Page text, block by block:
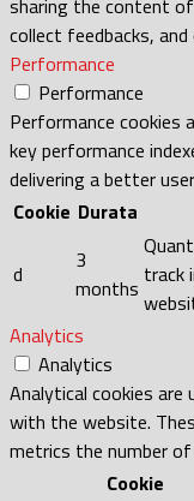
sharing the content
collect feedbacks,
Performance
Performance
Performance cookies
key performance
delivering a better
Cookie Durata
d
3
months track
Analytics
Analytics
Analytical cookies
with the website.
metrics the number
Cookie